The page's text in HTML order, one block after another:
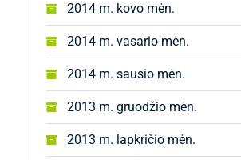
2014 m. kovo mėn.
2014 m. vasario mėn.
2014 m. sausio mėn.
2013 m. gruodžio mėn.
2013 m. lapkričio mėn.